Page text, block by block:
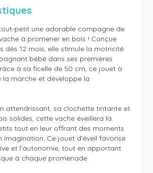
petit une adorable compagne de
à promener en bois ! Conçue
dès 12 mois, elle stimule la motricité
bébé dans ses premières
à sa ficelle de 50 cm, ce jouet à
la marche et développe la
attendrissant, sa clochette tintante et
solides, cette vache éveillera la
tout en leur offrant des moments
imagination. Ce jouet d’éveil favorise
et l’autonomie, tout en apportant
à chaque promenade.